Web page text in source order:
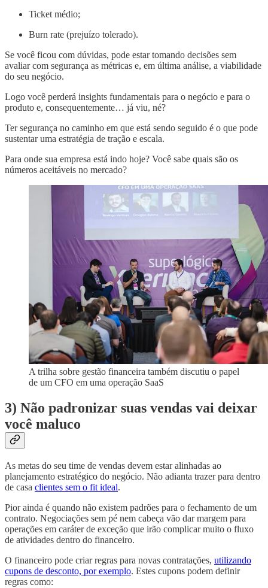
Ticket médio;
Burn rate (prejuízo tolerado).
Se você ficou com dúvidas, pode estar tomando decisões sem
avaliar com segurança as métricas e, em última análise, a viabilidade
do seu negócio.
Logo você perderá insights fundamentais para o negócio e para o
produto e, consequentemente… já viu, né?
Ter segurança no caminho em que está sendo seguido é o que pode
sustentar uma estratégia de tração e escala.
Para onde sua empresa está indo hoje? Você sabe quais são os
números aceitáveis no mercado?
A trilha sobre gestão financeira também discutiu o papel
de um CFO em uma operação SaaS
3) Não padronizar suas vendas vai deixar
você maluco
As metas do seu time de vendas devem estar alinhadas ao
planejamento estratégico do negócio. Não adianta trazer para dentro
de casa clientes sem o fit ideal.
Pior ainda é quando não existem padrões para o fechamento de um
contrato. Negociações sem pé nem cabeça vão dar margem para
operações em caráter de exceção que irão complicar muito o fluxo
de atividades dentro do financeiro.
O financeiro pode criar regras para novas contratações, utilizando
cupons de desconto, por exemplo. Estes cupons podem definir
regras como: